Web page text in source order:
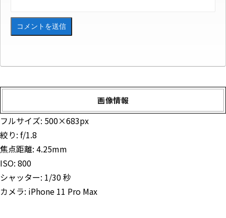
画像情報
フルサイズ: 500×683px
絞り: f/1.8
焦点距離: 4.25mm
ISO: 800
シャッター: 1/30 秒
カメラ: iPhone 11 Pro Max